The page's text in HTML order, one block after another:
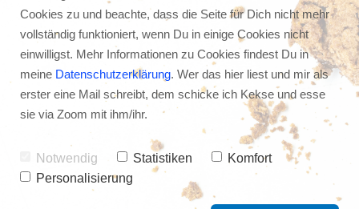
Podcast Mini Reihe: drei
Fähigkeiten für ein gutes
Zeitmanagement:
RUNDFLUG (246)
Cookies zu und beachte, dass die Seite für Dich nicht mehr
vollständig funktioniert, wenn Du in einige Cookies nicht
einwilligst. Mehr Informationen zu Cookies findest Du in
meine Datenschutzerklärung. Wer das hier liest und mir als
erster eine Mail schreibt, dem schicke ich Kekse und esse
sie via Zoom mit ihm/ihr.
Notwendig Statistiken
Komfort
Personalisierung